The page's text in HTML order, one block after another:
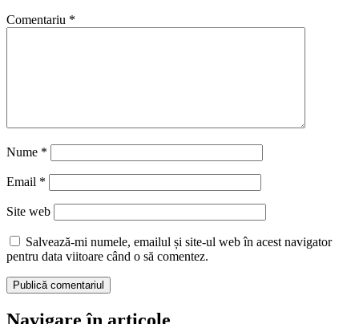
Comentariu *
Nume *
Email *
Site web
Salvează-mi numele, emailul și site-ul web în acest navigator
pentru data viitoare când o să comentez.
Navigare în articole